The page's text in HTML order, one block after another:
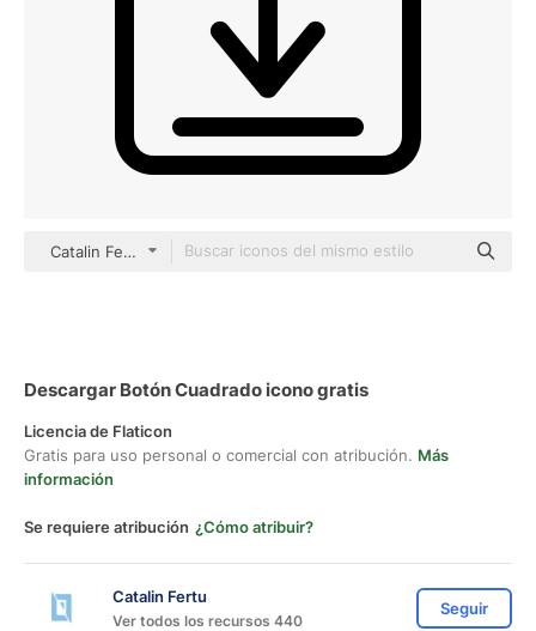
Catalin Fertu Lineal
Descargar Botón Cuadrado icono gratis
Licencia de Flaticon
Gratis para uso personal o comercial con atribución. Más
información
Se requiere atribución ¿Cómo atribuir?
Catalin Fertu
Ver todos los recursos 440
Seguir